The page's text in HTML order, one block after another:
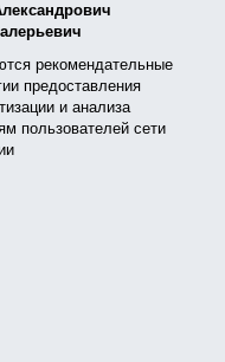
рекомендательные
предоставления
и анализа
пользователей сети